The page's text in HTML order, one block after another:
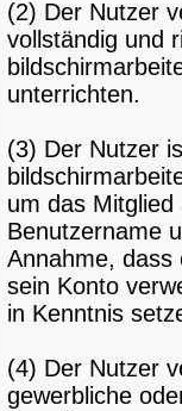
(2) Der Nutzer
vollständig und
unterrichten.
(3) Der Nutzer
um das
Benutzername
Annahme, dass
sein Konto
in Kenntnis
(4) Der Nutzer
gewerbliche